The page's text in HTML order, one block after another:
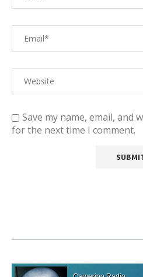
Save my name, email, and
for the next time I comment.